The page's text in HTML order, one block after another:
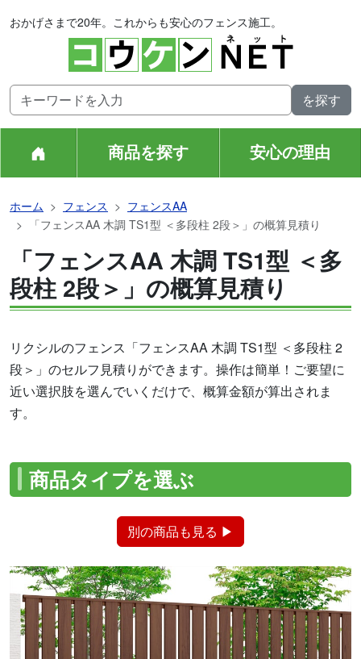
おかげさまで20年。これからも安心のフェンス施工。
商品を探す 安心の理由
ホーム フェンス
フェンスAA
「フェンスAA 木調 TS1型 ＜多段柱 2段＞」の概算見積り
「フェンスAA 木調 TS1型 ＜多
段柱 2段＞」の概算見積り
リクシルのフェンス「フェンスAA 木調 TS1型 ＜多段柱 2
段＞」のセルフ見積りができます。操作は簡単！ご要望に
近い選択肢を選んでいくだけで、概算金額が算出されま
す。
商品タイプを選ぶ
別の商品も見る ▶